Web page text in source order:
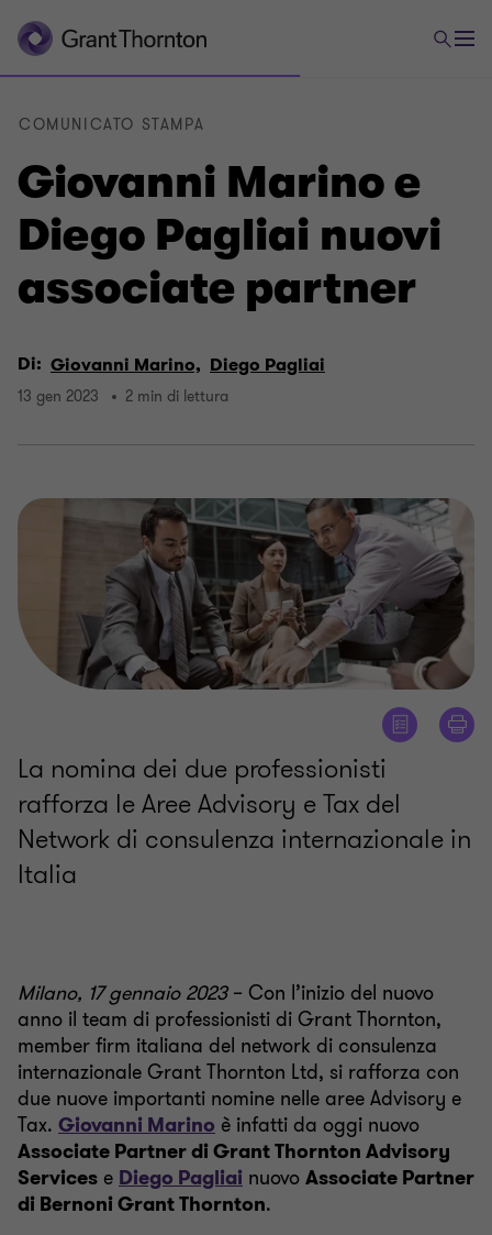
Giovanni Marino e
Diego Pagliai nuovi
associate partner
COMUNICATO STAMPA
Di: Giovanni Marino, Diego Pagliai
13 gen 2023 2 min di lettura
La nomina dei due professionisti
rafforza le Aree Advisory e Tax del
Network di consulenza internazionale in
Italia
Milano, 17 gennaio 2023– Con l’inizio del nuovo
anno il team di professionisti di Grant Thornton,
member firm italiana del network di consulenza
internazionale Grant Thornton Ltd, si rafforza con
due nuove importanti nomine nelle aree Advisory e
Tax. Giovanni Marino è infatti da oggi nuovo
Associate Partner di Grant Thornton Advisory
Services e Diego Pagliai nuovo Associate Partner
di Bernoni Grant Thornton.